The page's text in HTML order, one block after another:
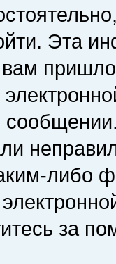
Эта
вам
либо
за